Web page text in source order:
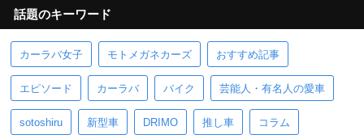
話題のキーワード
カーラバ女子 モトメガネカーズ おすすめ記事
エピソード カーラバ バイク 芸能人・有名人の愛車
sotoshiru 新型車 DRIMO 推し車 コラム